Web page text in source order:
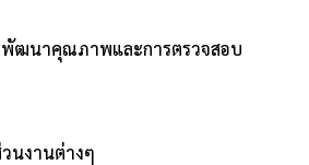
พัฒนาคุณภาพและการตรวจสอบ
นงานต่างๆ